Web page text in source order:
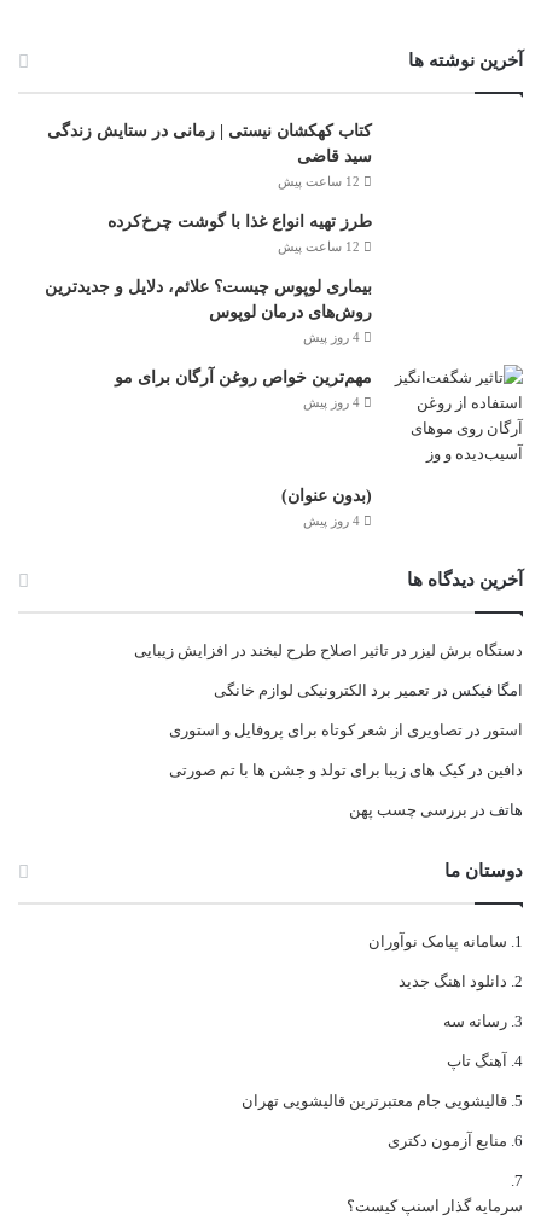
آخرین نوشته ها
کتاب کهکشان نیستی | رمانی در ستایش زندگی
سید قاضی
12 ساعت پیش
طرز تهیه انواع غذا با گوشت چرخ‌کرده
12 ساعت پیش
بیماری لوپوس چیست؟ علائم، دلایل و جدیدترین
روش‌های درمان لوپوس
4 روز پیش
مهم‌ترین خواص روغن آرگان برای مو
4 روز پیش
(بدون عنوان)
4 روز پیش
آخرین دیدگاه ها
دستگاه برش لیزر در تاثیر اصلاح طرح لبخند در افزایش زیبایی
امگا فیکس در تعمیر برد الکترونیکی لوازم خانگی
استور در تصاویری از شعر کوتاه برای پروفایل و استوری
دافین درکیک های زیبا برای تولد و جشن ها با تم صورتی
هاتف در بررسی چسب پهن
دوستان ما
سامانه پیامک نوآوران
دانلود اهنگ جدید
رسانه سه
آهنگ تاپ
قالیشویی جام معتبرترین قالیشویی تهران
منابع آزمون دکتری
سرمایه گذار اسنپ کیست؟